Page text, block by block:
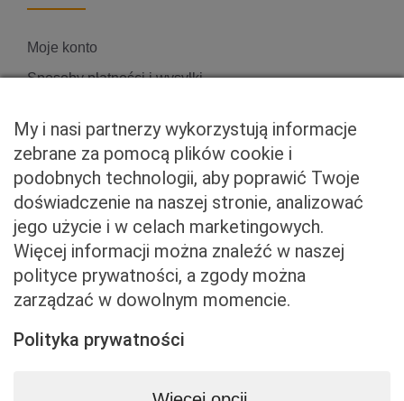
Moje konto
Sposoby płatności i wysyłki
Właściciel serwisu
Baveno Sp. z o. o.
Czerniakowska 71/408a
00-715 Warszawa
NIP: 5273093569
KRS: 0001081683
+48 692 642 814
My i nasi partnerzy wykorzystują informacje
zebrane za pomocą plików cookie i
podobnych technologii, aby poprawić Twoje
doświadczenie na naszej stronie, analizować
jego użycie i w celach marketingowych.
Więcej informacji można znaleźć w naszej
polityce prywatności, a zgody można
zarządzać w dowolnym momencie.
Polityka prywatności